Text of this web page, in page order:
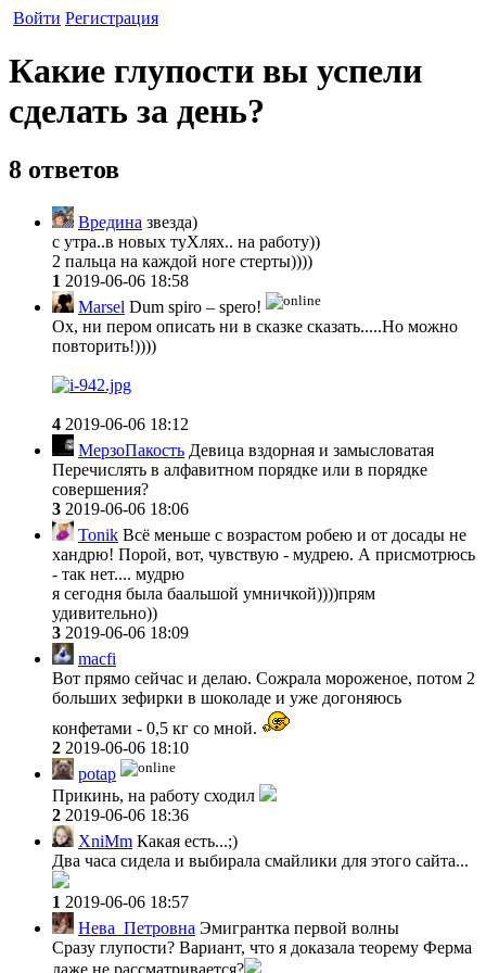
Войти Регистрация
Какие глупости вы успели
сделать за день?
8 ответов
Вредина звезда)
с утра..в новых туХлях.. на работу))
2 пальца на каждой ноге стерты))))
1 2019-06-06 18:58
Marsel Dum spiro – spero!
Ох, ни пером описать ни в сказке сказать.....Но можно
повторить!))))
4 2019-06-06 18:12
МерзоПакость Девица вздорная и замысловатая
Перечислять в алфавитном порядке или в порядке
совершения?
3 2019-06-06 18:06
Tonik Всё меньше с возрастом робею и от досады не
хандрю! Порой, вот, чувствую - мудрею. А присмотрюсь
- так нет.... мудрю
я сегодня была баальшой умничкой))))прям
удивительно))
3 2019-06-06 18:09
macfi
Вот прямо сейчас и делаю. Сожрала мороженое, потом 2
больших зефирки в шоколаде и уже догоняюсь
конфетами - 0,5 кг со мной.
2 2019-06-06 18:10
potap
Прикинь, на работу сходил
2 2019-06-06 18:36
XniMm Какая есть...;)
Два часа сидела и выбирала смайлики для этого сайта...
1 2019-06-06 18:57
Нева_Петровна Эмигрантка первой волны
Сразу глупости? Вариант, что я доказала теорему Ферма
даже не рассматривается?